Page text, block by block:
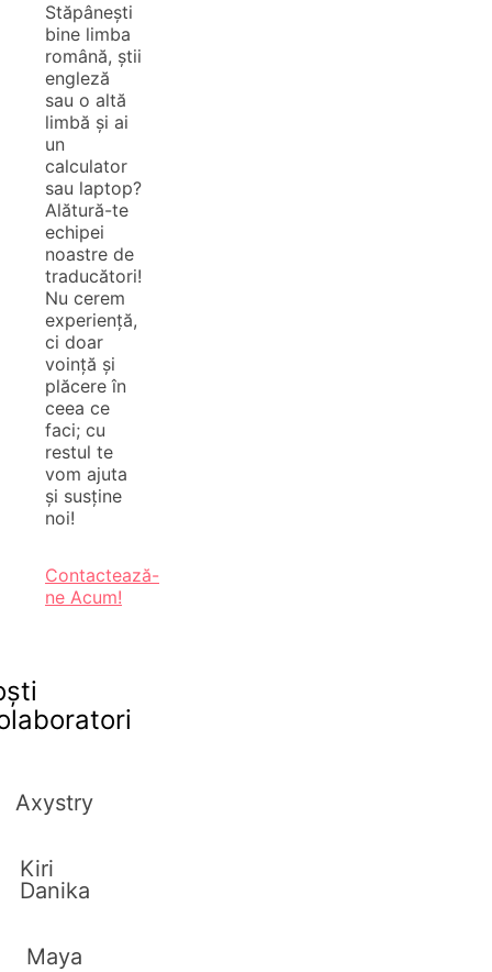
Stăpânești
bine limba
română, știi
engleză
sau o altă
limbă și ai
un
calculator
sau laptop?
Alătură-te
echipei
noastre de
traducători!
Nu cerem
experiență,
ci doar
voință și
plăcere în
ceea ce
faci; cu
restul te
vom ajuta
și susține
noi!
Contactează-
ne Acum!
Axystry
Kiri
Danika
Maya